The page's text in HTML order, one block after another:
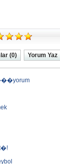
(0) Yorum Yaz